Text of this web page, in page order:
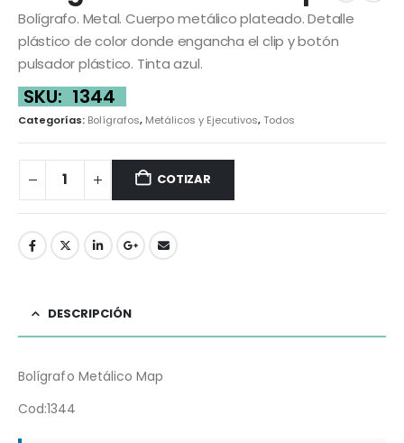
Bolígrafo. Metal. Cuerpo metálico plateado. Detalle
plástico de color donde engancha el clip y botón
pulsador plástico. Tinta azul.
SKU: 1344
Categorías: Bolígrafos, Metálicos y Ejecutivos,Todos
COTIZAR
DESCRIPCIÓN
Bolígrafo Metálico Map
Cod:1344